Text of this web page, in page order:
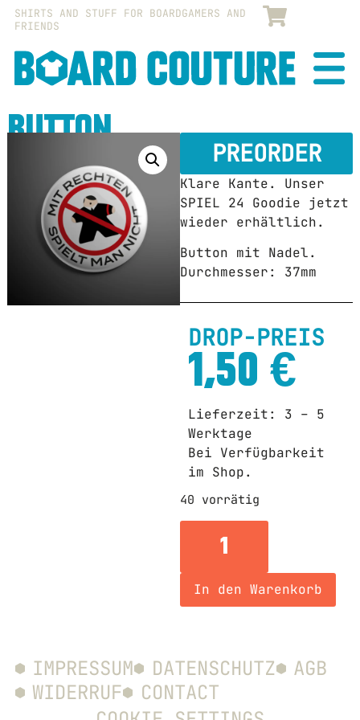
SHIRTS AND STUFF FOR BOARDGAMERS AND
FRIENDS
BUTTON
PREORDER
Klare Kante. Unser
SPIEL 24 Goodie jetzt
wieder erhältlich.
Button mit Nadel.
Durchmesser: 37mm
DROP-PREIS
1,50 €
Lieferzeit: 3 – 5
Werktage
Bei Verfügbarkeit
im Shop.
40 vorrätig
In den Warenkorb
IMPRESSUM DATENSCHUTZ
AGB
WIDERRUF
CONTACT